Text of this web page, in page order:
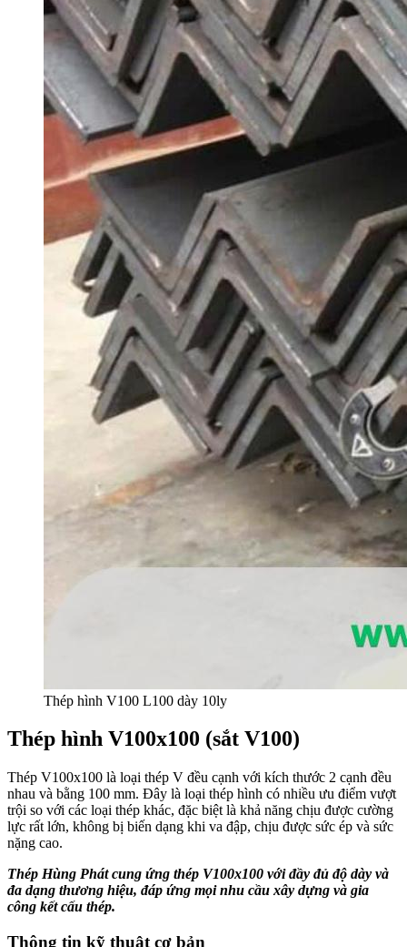
Thép hình V100 L100 dày 10ly
Thép hình V100x100 (sắt V100)
Thép V100x100 là loại thép V đều cạnh với kích thước 2 cạnh đều
nhau và bằng 100 mm. Đây là loại thép hình có nhiều ưu điểm vượt
trội so với các loại thép khác, đặc biệt là khả năng chịu được cường
lực rất lớn, không bị biến dạng khi va đập, chịu được sức ép và sức
nặng cao.
Thép Hùng Phát cung ứng thép V100x100 với đầy đủ độ dày và
đa dạng thương hiệu, đáp ứng mọi nhu cầu xây dựng và gia
công kết cấu thép.
Thông tin kỹ thuật cơ bản